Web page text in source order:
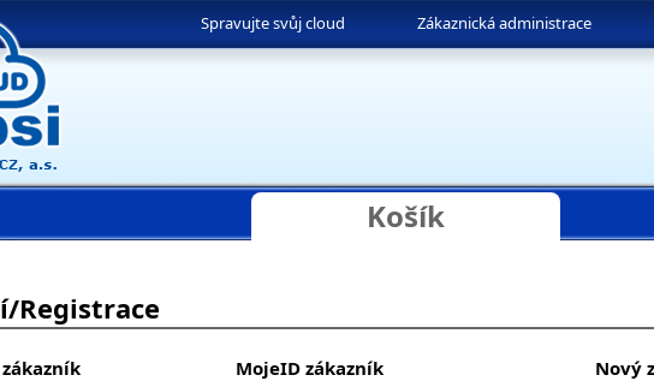
Spravujte svůj cloud Zákaznická administrace
Košík
Registrace
MojeID zákazník Nový